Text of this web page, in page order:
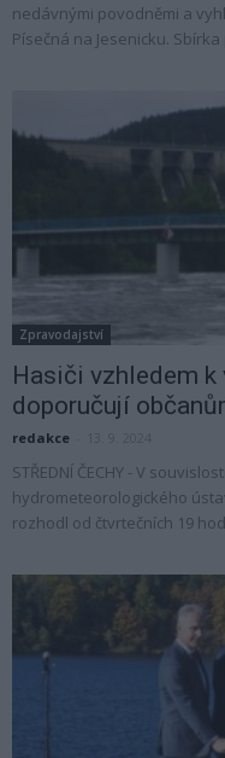
nedávnými povodněmi a
Písečná na Jesenicku.
Zpravodajství
Hasiči vzhledem k
doporučují
redakce
STŘEDNÍ ČECHY - V
hydrometeorologického
rozhodl od čtvrtečních 19